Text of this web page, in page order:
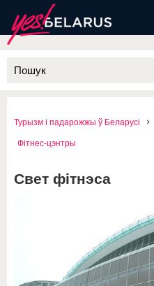
Турызм і падарожжы ў Беларусі
Фітнес-цэнтры
Свет фітнэса